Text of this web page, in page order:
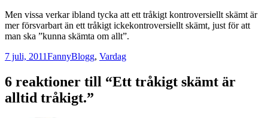
Men vissa verkar ibland tycka att ett tråkigt kontroversiellt skämt är
mer försvarbart än ett tråkigt ickekontroversiellt skämt, just för att
man ska ”kunna skämta om allt”.
Postat
7 juli, 2011Författare
FannyKategorier
Blogg, Vardag
6 reaktioner till “Ett tråkigt skämt är
alltid tråkigt.”